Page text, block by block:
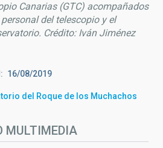
Canarias (GTC) acompañados
del telescopio y el
Crédito: Iván Jiménez
16/08/2019
del Roque de los Muchachos
MULTIMEDIA